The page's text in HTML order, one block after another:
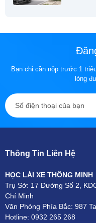
Bạn chỉ cần nộp trước 1
lòng
Thông Tin Liên Hệ
HỌC LÁI XE THÔNG MINH
Trụ Sở: 17 Đường Số 2,
Chí Minh
Văn Phòng Phía Bắc: 987
Hotline: 0932 265 268